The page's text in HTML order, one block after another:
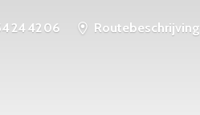
24 42 06 Routebeschrijving